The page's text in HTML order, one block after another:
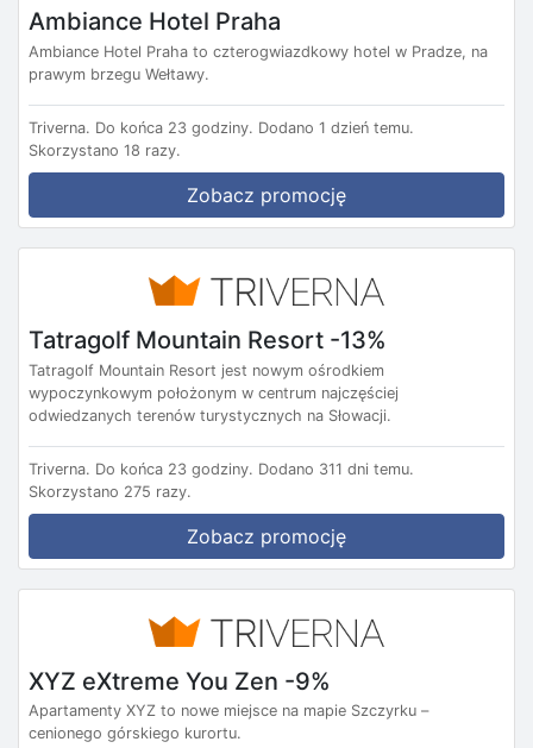
Ambiance Hotel Praha
Ambiance Hotel Praha to czterogwiazdkowy hotel w Pradze, na
prawym brzegu Wełtawy.
Triverna. Do końca 23 godziny. Dodano 1 dzień temu.
Skorzystano 18 razy.
Zobacz promocję
Tatragolf Mountain Resort -13%
Tatragolf Mountain Resort jest nowym ośrodkiem
wypoczynkowym położonym w centrum najczęściej
odwiedzanych terenów turystycznych na Słowacji.
Triverna. Do końca 23 godziny. Dodano 311 dni temu.
Skorzystano 275 razy.
Zobacz promocję
XYZ eXtreme You Zen -9%
Apartamenty XYZ to nowe miejsce na mapie Szczyrku –
cenionego górskiego kurortu.